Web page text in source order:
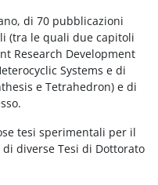
di 70 pubblicazioni
(tra le quali due capitoli
Research Development
Systems e di
e Tetrahedron) e di
tesi sperimentali per il
diverse Tesi di Dottorato